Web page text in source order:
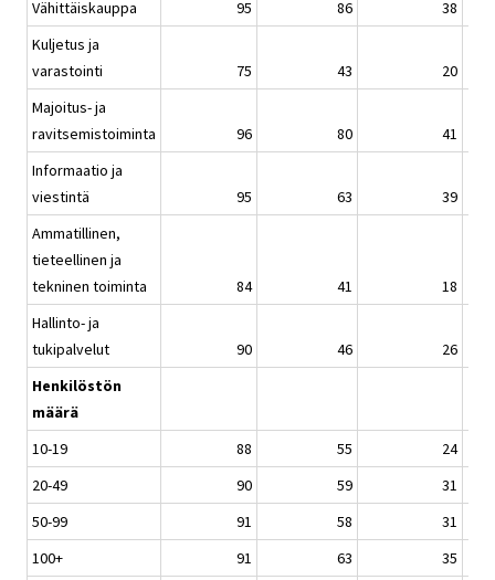
Vähittäiskauppa
95 86
38
Kuljetus ja
varastointi
75 43
20
Majoitus- ja
ravitsemistoiminta
96 80
41
Informaatio ja
viestintä
95 63
39
Ammatillinen,
tieteellinen ja
tekninen toiminta
84 41
18
Hallinto- ja
tukipalvelut
90 46
26
Henkilöstön
määrä
10-19
88 55
24
20-49
90 59
31
50-99
91 58
31
100+
91 63
35